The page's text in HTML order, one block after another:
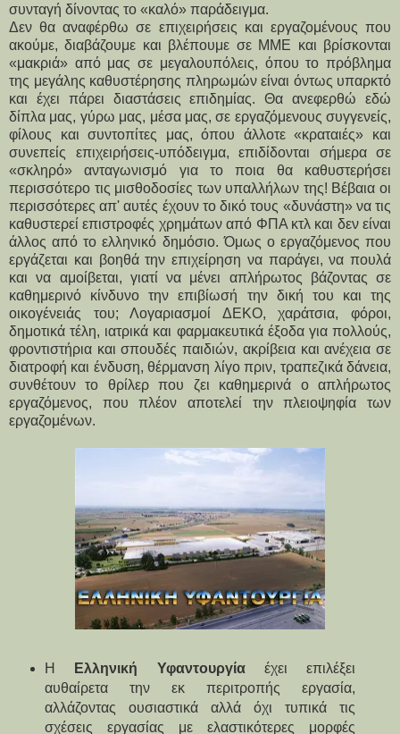
συνταγή δίνοντας το «καλό» παράδειγμα.
Δεν θα αναφέρθω σε επιχειρήσεις και εργαζομένους που
ακούμε, διαβάζουμε και βλέπουμε σε ΜΜΕ και βρίσκονται
«μακριά» από μας σε μεγαλουπόλεις, όπου το πρόβλημα
της μεγάλης καθυστέρησης πληρωμών είναι όντως υπαρκτό
και έχει πάρει διαστάσεις επιδημίας. Θα ανεφερθώ εδώ
δίπλα μας, γύρω μας, μέσα μας, σε εργαζόμενους συγγενείς,
φίλους και συντοπίτες μας, όπου άλλοτε «κραταιές» και
συνεπείς επιχειρήσεις-υπόδειγμα, επιδίδονται σήμερα σε
«σκληρό» ανταγωνισμό για το ποια θα καθυστερήσει
περισσότερο τις μισθοδοσίες των υπαλλήλων της! Βέβαια οι
περισσότερες απ' αυτές έχουν το δικό τους «δυνάστη» να τις
καθυστερεί επιστροφές χρημάτων από ΦΠΑ κτλ και δεν είναι
άλλος από το ελληνικό δημόσιο. Όμως ο εργαζόμενος που
εργάζεται και βοηθά την επιχείρηση να παράγει, να πουλά
και να αμοίβεται, γιατί να μένει απλήρωτος βάζοντας σε
καθημερινό κίνδυνο την επιβίωσή την δική του και της
οικογένειάς του; Λογαριασμοί ΔΕΚΟ, χαράτσια, φόροι,
δημοτικά τέλη, ιατρικά και φαρμακευτικά έξοδα για πολλούς,
φροντιστήρια και σπουδές παιδιών, ακρίβεια και ανέχεια σε
διατροφή και ένδυση, θέρμανση λίγο πριν, τραπεζικά δάνεια,
συνθέτουν το θρίλερ που ζει καθημερινά ο απλήρωτος
εργαζόμενος, που πλέον αποτελεί την πλειοψηφία των
εργαζομένων.
Η Ελληνική Υφαντουργίαέχει επιλέξει
αυθαίρετα την εκ περιτροπής εργασία,
αλλάζοντας ουσιαστικά αλλά όχι τυπικά τις
σχέσεις εργασίας με ελαστικότερες μορφές